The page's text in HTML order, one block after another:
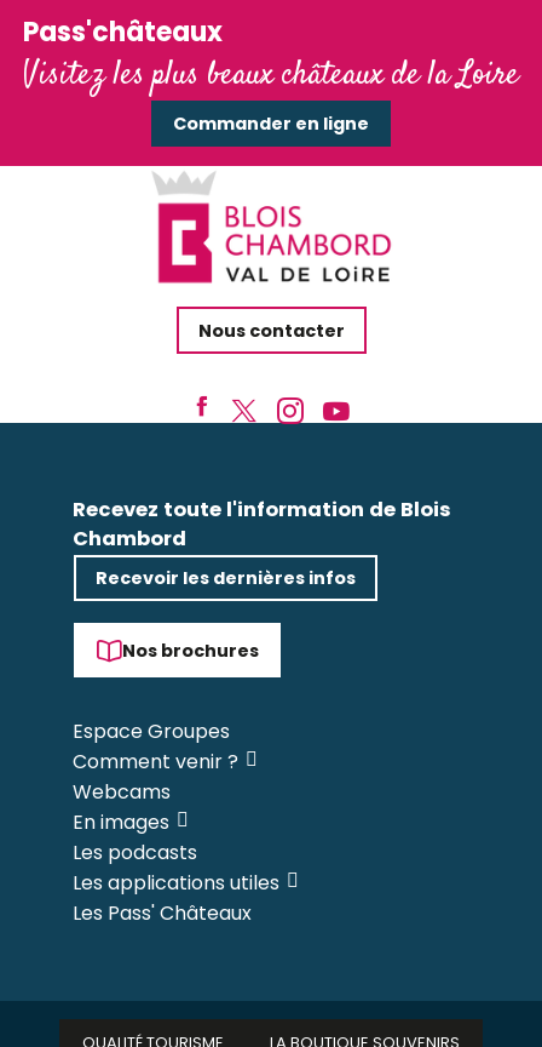
Pass'châteaux
Visitez les plus beaux châteaux de la Loire
Commander en ligne
Nous contacter
Recevez toute l'information de Blois
Chambord
Recevoir les dernières infos
Nos brochures
Espace Groupes
Comment venir ?
Webcams
En images
Les podcasts
Les applications utiles
Les Pass' Châteaux